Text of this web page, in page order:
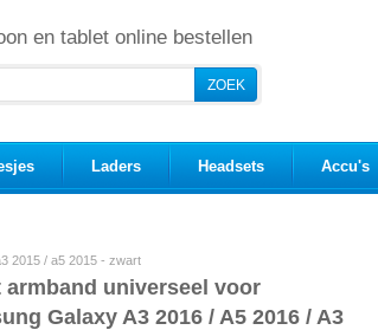
en tablet online bestellen
Laders Headsets Accu's
2015 / a5 2015 - zwart
armband universeel voor
Galaxy A3 2016 / A5 2016 / A3